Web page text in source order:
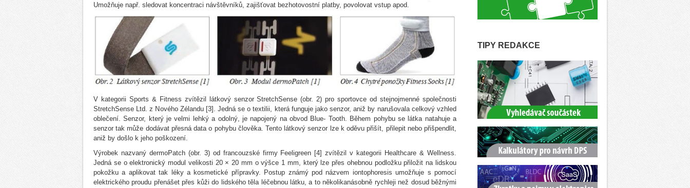
Umožňuje např. sledovat koncentraci návštěvníků, zajišťovat bezhotovostní platby, povolovat vstup apod.
V kategorii Sports & Fitness zvítězil látkový senzor StretchSense (obr. 2) pro sportovce od stejnojmenné společnosti
StretchSense Ltd. z Nového Zélandu [3]. Jedná se o textilii, která funguje jako senzor, aniž by narušovala celkový vzhled
oblečení. Senzor, který je velmi lehký a odolný, je napojený na obvod Blue- Tooth. Během pohybu se látka natahuje a
senzor tak může dodávat přesná data o pohybu člověka. Tento látkový senzor lze k oděvu přišít, přilepit nebo přišpendlit,
aniž by došlo k jeho poškození.
Výrobek nazvaný dermoPatch (obr. 3) od francouzské firmy Feeligreen [4] zvítězil v kategorii Healthcare & Wellness.
Jedná se o elektronický modul velikosti 20 × 20 mm o výšce 1 mm, který lze přes ohebnou podložku přiložit na lidskou
pokožku a aplikovat tak léky a kosmetické přípravky. Postup známý pod názvem iontophoresis umožňuje s pomocí
elektrického proudu přenášet přes kůži do lidského těla léčebnou látku, a to několikanásobně rychleji než dosud běžnými
TIPY REDAKCE